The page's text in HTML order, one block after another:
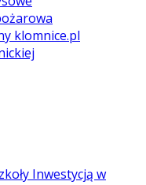
klomnice.pl
Inwestycją w